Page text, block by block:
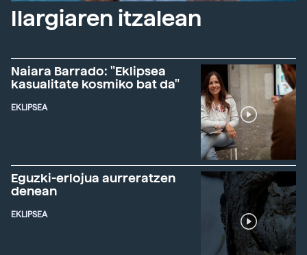
Ilargiaren itzalean
Naiara Barrado: "Eklipsea
kasualitate kosmiko bat da"
EKLIPSEA
Eguzki-erlojua aurreratzen
denean
EKLIPSEA